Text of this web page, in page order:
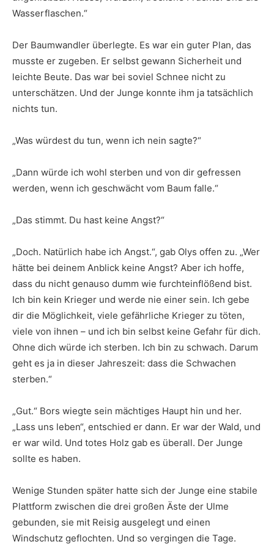
Wasserflaschen.“
Der Baumwandler überlegte. Es war ein guter Plan, das
musste er zugeben. Er selbst gewann Sicherheit und
leichte Beute. Das war bei soviel Schnee nicht zu
unterschätzen. Und der Junge konnte ihm ja tatsächlich
nichts tun.
„Was würdest du tun, wenn ich nein sagte?“
„Dann würde ich wohl sterben und von dir gefressen
werden, wenn ich geschwächt vom Baum falle.“
„Das stimmt. Du hast keine Angst?“
„Doch. Natürlich habe ich Angst.“, gab Olys offen zu. „Wer
hätte bei deinem Anblick keine Angst? Aber ich hoffe,
dass du nicht genauso dumm wie furchteinflößend bist.
Ich bin kein Krieger und werde nie einer sein. Ich gebe
dir die Möglichkeit, viele gefährliche Krieger zu töten,
viele von ihnen – und ich bin selbst keine Gefahr für dich.
Ohne dich würde ich sterben. Ich bin zu schwach. Darum
geht es ja in dieser Jahreszeit: dass die Schwachen
sterben.“
„Gut.“ Bors wiegte sein mächtiges Haupt hin und her.
„Lass uns leben“, entschied er dann. Er war der Wald, und
er war wild. Und totes Holz gab es überall. Der Junge
sollte es haben.
Wenige Stunden später hatte sich der Junge eine stabile
Plattform zwischen die drei großen Äste der Ulme
gebunden, sie mit Reisig ausgelegt und einen
Windschutz geflochten. Und so vergingen die Tage.